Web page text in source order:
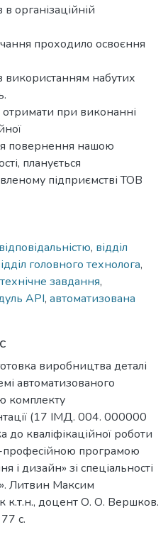
організаційній
проходило освоєння
використанням набутих
отримати при виконанні
повернення нашою
планується
підприємстві ТОВ
, відділ
головного технолога,
технічне завдання,
АРІ, автоматизована
виробництва деталі
автоматизованого
комплекту
(17 ІМД. 004. 000000
кваліфікаційної роботи
професійною програмою
і дизайн» зі спеціальності
Литвин Максим
к.т.н., доцент О. О. Вершков.
с.